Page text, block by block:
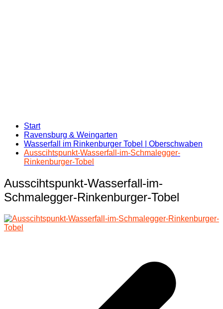
Start
Ravensburg & Weingarten
Wasserfall im Rinkenburger Tobel | Oberschwaben
Ausscihtspunkt-Wasserfall-im-Schmalegger-
Rinkenburger-Tobel
Ausscihtspunkt-Wasserfall-im-
Schmalegger-Rinkenburger-Tobel